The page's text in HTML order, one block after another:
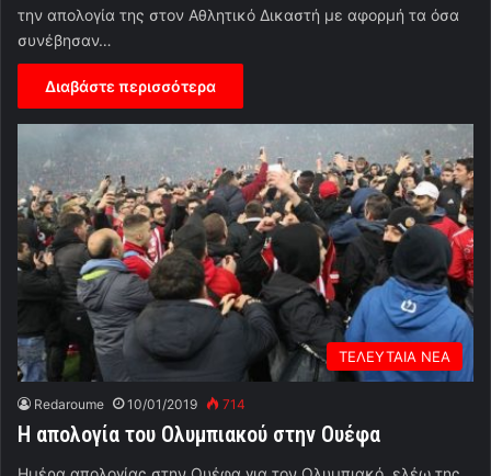
την απολογία της στον Αθλητικό Δικαστή με αφορμή τα όσα
συνέβησαν…
Διαβάστε περισσότερα
ΤΕΛΕΥΤΑΙΑ ΝΕΑ
Redaroume 10/01/2019 714
Η απολογία του Ολυμπιακού στην Ουέφα